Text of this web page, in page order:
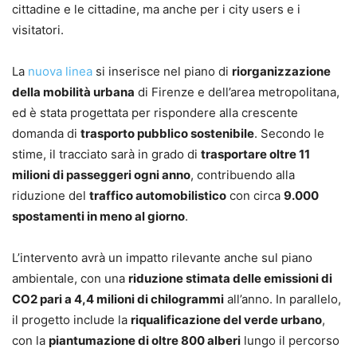
cittadine e le cittadine, ma anche per i city users e i
visitatori.
La nuova linea si inserisce nel piano di riorganizzazione
della mobilità urbana di Firenze e dell’area metropolitana,
ed è stata progettata per rispondere alla crescente
domanda di trasporto pubblico sostenibile. Secondo le
stime, il tracciato sarà in grado di trasportare oltre 11
milioni di passeggeri ogni anno, contribuendo alla
riduzione del traffico automobilistico con circa 9.000
spostamenti in meno al giorno.
L’intervento avrà un impatto rilevante anche sul piano
ambientale, con una riduzione stimata delle emissioni di
CO2 pari a 4,4 milioni di chilogrammi all’anno. In parallelo,
il progetto include la riqualificazione del verde urbano,
con la piantumazione di oltre 800 alberi lungo il percorso